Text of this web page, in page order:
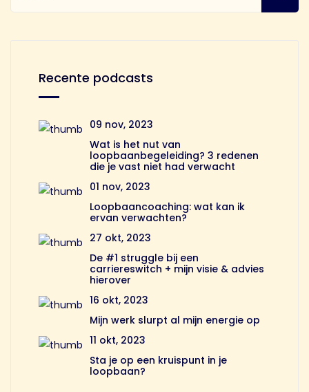
Recente podcasts
09 nov, 2023
Wat is het nut van
loopbaanbegeleiding? 3 redenen
die je vast niet had verwacht
01 nov, 2023
Loopbaancoaching: wat kan ik
ervan verwachten?
27 okt, 2023
De #1 struggle bij een
carriereswitch + mijn visie & advies
hierover
16 okt, 2023
Mijn werk slurpt al mijn energie op
11 okt, 2023
Sta je op een kruispunt in je
loopbaan?